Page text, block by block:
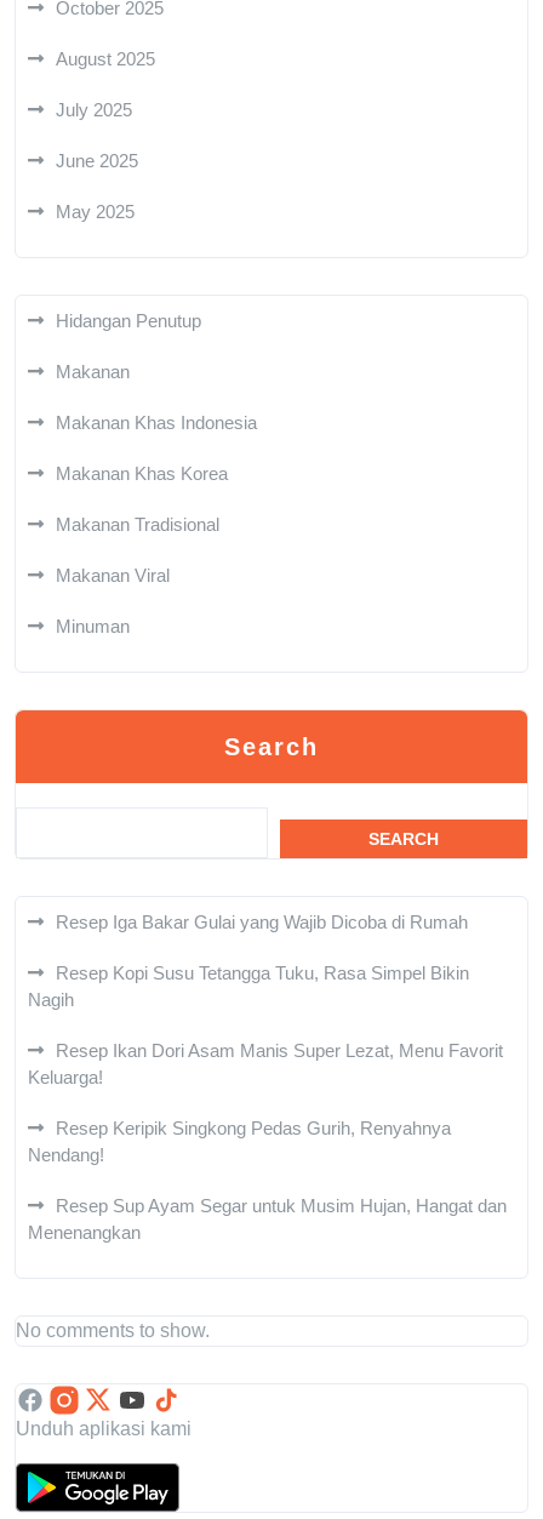
October 2025
August 2025
July 2025
June 2025
May 2025
Hidangan Penutup
Makanan
Makanan Khas Indonesia
Makanan Khas Korea
Makanan Tradisional
Makanan Viral
Minuman
Search
SEARCH
Resep Iga Bakar Gulai yang Wajib Dicoba di Rumah
Resep Kopi Susu Tetangga Tuku, Rasa Simpel Bikin
Nagih
Resep Ikan Dori Asam Manis Super Lezat, Menu Favorit
Keluarga!
Resep Keripik Singkong Pedas Gurih, Renyahnya
Nendang!
Resep Sup Ayam Segar untuk Musim Hujan, Hangat dan
Menenangkan
No comments to show.
Unduh aplikasi kami